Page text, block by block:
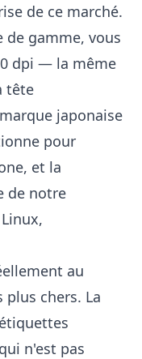
de ce marché.
de gamme, vous
dpi — la même
tête
japonaise
pour
et la
de notre
au
chers. La
n'est pas